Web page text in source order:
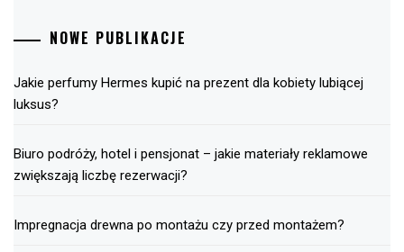
NOWE PUBLIKACJE
Jakie perfumy Hermes kupić na prezent dla kobiety lubiącej
luksus?
Biuro podróży, hotel i pensjonat – jakie materiały reklamowe
zwiększają liczbę rezerwacji?
Impregnacja drewna po montażu czy przed montażem?